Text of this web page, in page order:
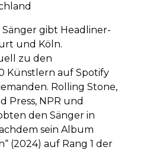
Sänger gibt Headliner-
und Köln.
zu den
Künstlern auf Spotify
Rolling Stone,
Press, NPR und
den Sänger in
sein Album
(2024) auf Rang 1 der